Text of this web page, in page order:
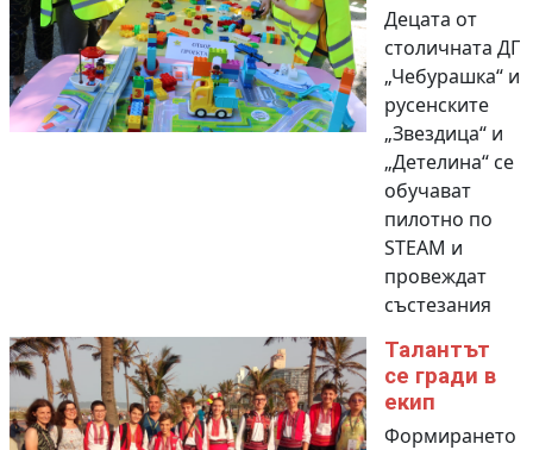
Децата от
столичната ДГ
„Чебурашка“ и
русенските
„Звездица“ и
„Детелина“ се
обучават
пилотно по
STEАM и
провеждат
състезания
Талантът
се гради в
екип
Формирането